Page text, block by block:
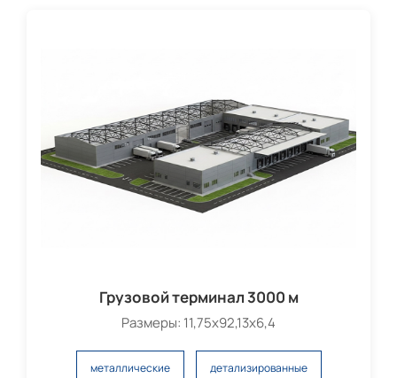
Грузовой терминал 3000 м
Размеры: 11,75х92,13х6,4
металлические детализированные